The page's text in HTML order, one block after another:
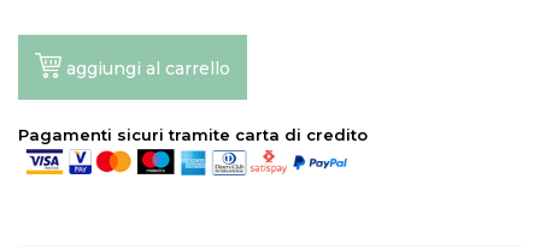
aggiungi al carrello
Pagamenti sicuri tramite carta di credito